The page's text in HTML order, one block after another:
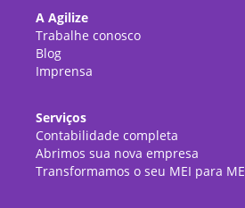
A Agilize
Trabalhe conosco
Blog
Imprensa
Serviços
Contabilidade completa
Abrimos sua nova empresa
Transformamos o seu MEI para ME